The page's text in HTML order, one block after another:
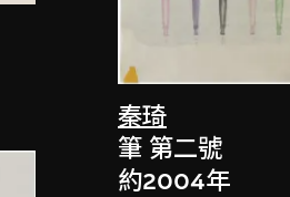
秦琦
筆 第二號
約2004年